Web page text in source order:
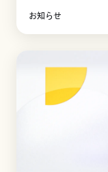
お知らせ